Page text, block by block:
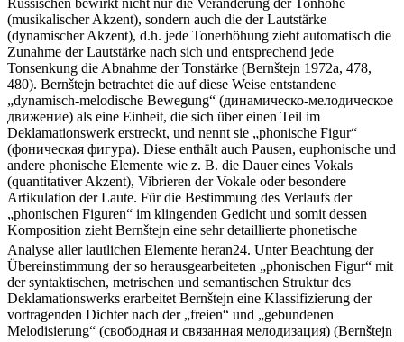
(musikalischer Akzent), sondern auch die der Lautstärke
(dynamischer Akzent), d.h. jede Tonerhöhung zieht automatisch die
Zunahme der Lautstärke nach sich und entsprechend jede
Tonsenkung die Abnahme der Tonstärke (Bernštejn 1972a, 478,
480). Bernštejn betrachtet die auf diese Weise entstandene
„dynamisch-melodische Bewegung“ (динамическо-мелодическое
движение) als eine Einheit, die sich über einen Teil im
Deklamationswerk erstreckt, und nennt sie „phonische Figur“
(фоническая фигура). Diese enthält auch Pausen, euphonische und
andere phonische Elemente wie z. B. die Dauer eines Vokals
(quantitativer Akzent), Vibrieren der Vokale oder besondere
Artikulation der Laute. Für die Bestimmung des Verlaufs der
„phonischen Figuren“ im klingenden Gedicht und somit dessen
Komposition zieht Bernštejn eine sehr detaillierte phonetische
Analyse aller lautlichen Elemente heran24. Unter Beachtung der
Übereinstimmung der so herausgearbeiteten „phonischen Figur“ mit
der syntaktischen, metrischen und semantischen Struktur des
Deklamationswerks erarbeitet Bernštejn eine Klassifizierung der
vortragenden Dichter nach der „freien“ und „gebundenen
Melodisierung“ (свободная и связанная мелодизация) (Bernštejn